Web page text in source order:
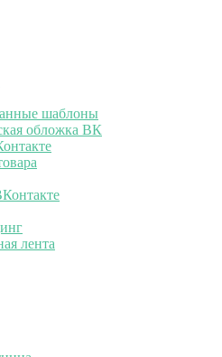
шаблоны
обложка ВК
лента